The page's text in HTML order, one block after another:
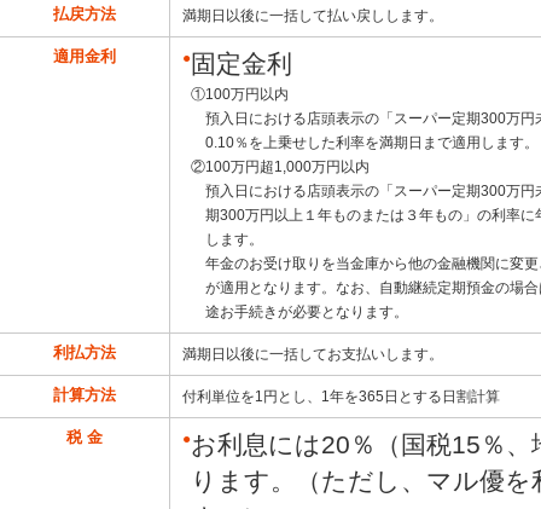
払戻方法 満期日以後に一括して払い戻しします。
適用金利 ● 固定金利
①100万円以内
預入日における店頭表示の「スーパー定期300万
0.10％を上乗せした利率を満期日まで適用します。
②100万円超1,000万円以内
預入日における店頭表示の「スーパー定期300万
期300万円以上１年ものまたは３年もの」の利率
します。
年金のお受け取りを当金庫から他の金融機関に変
が適用となります。なお、自動継続定期預金の場
途お手続きが必要となります。
利払方法 満期日以後に一括してお支払いします。
計算方法 付利単位を1円とし、1年を365日とする日割計算
税 金 ●お利息には20％（国税15％
ります。（ただし、マル優